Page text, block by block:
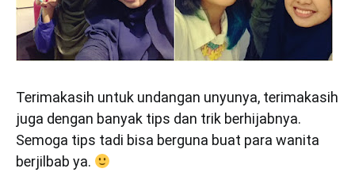
Terimakasih untuk undangan unyunya, terimakasih
juga dengan banyak tips dan trik berhijabnya.
Semoga tips tadi bisa berguna buat para wanita
berjilbab ya.